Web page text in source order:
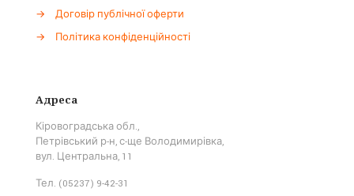
→
Договір публічної оферти
→
Політика конфіденційності
Адреса
Кіровоградська обл.,
Петрівський р-н, с-ще Володимирівка,
вул. Центральна, 11
Тел. (05237) 9-42-31